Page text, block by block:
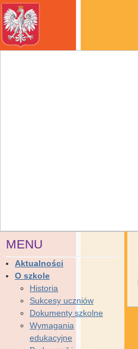
MENU
Aktualności
O szkole
Historia
Sukcesy uczniów
Dokumenty szkolne
Wymagania
edukacyjne